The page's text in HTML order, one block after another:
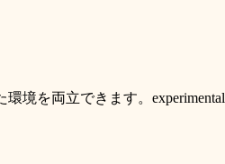
境を両立できます。experimental